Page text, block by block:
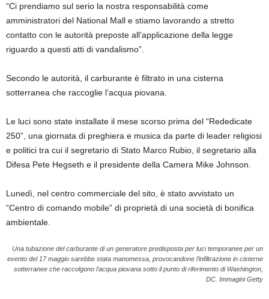
“Ci prendiamo sul serio la nostra responsabilità come
amministratori del National Mall e stiamo lavorando a stretto
contatto con le autorità preposte all’applicazione della legge
riguardo a questi atti di vandalismo”.
Secondo le autorità, il carburante è filtrato in una cisterna
sotterranea che raccoglie l’acqua piovana.
Le luci sono state installate il mese scorso prima del “Rededicate
250”, una giornata di preghiera e musica da parte di leader religiosi
e politici tra cui il segretario di Stato Marco Rubio, il segretario alla
Difesa Pete Hegseth e il presidente della Camera Mike Johnson.
Lunedì, nel centro commerciale del sito, è stato avvistato un
“Centro di comando mobile” di proprietà di una società di bonifica
ambientale.
Una tubazione del carburante di un generatore predisposta per luci temporanee per un
evento del 17 maggio sarebbe stata manomessa, provocandone l’infiltrazione in cisterne
sotterranee che raccolgono l’acqua piovana sotto il punto di riferimento di Washington,
DC. Immagini Getty